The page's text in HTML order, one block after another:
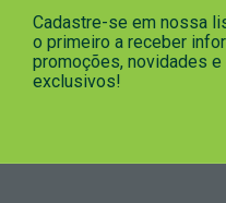
Cadastre-se em nossa
o primeiro a receber
promoções, novidades
exclusivos!